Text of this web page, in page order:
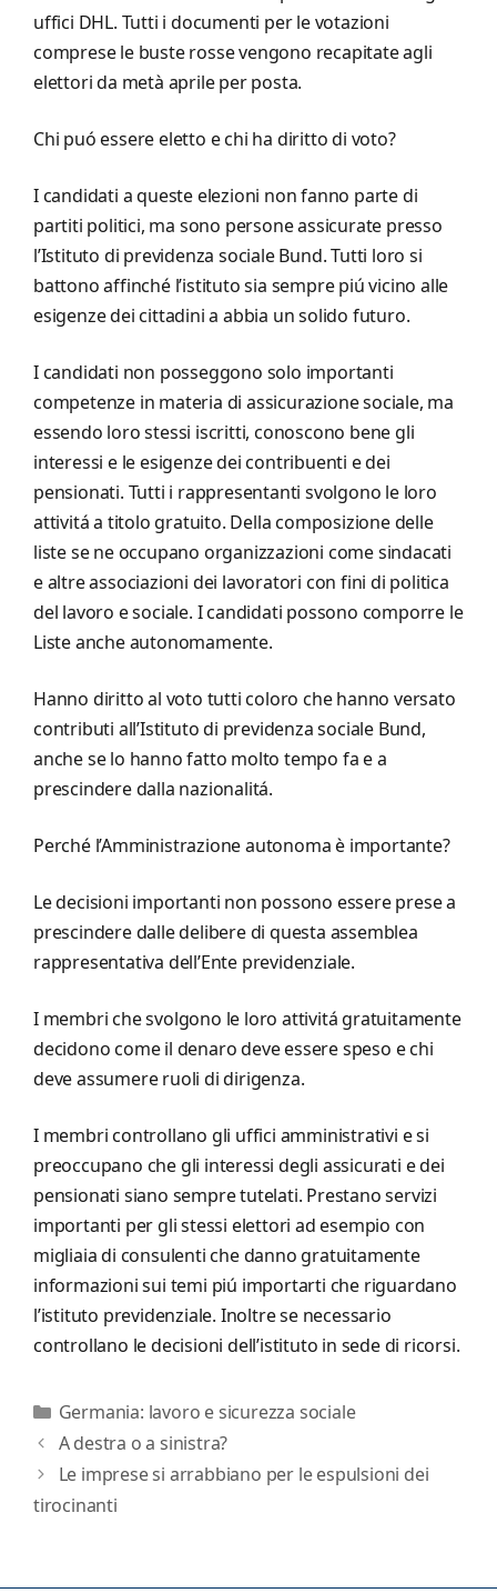
uffici DHL. Tutti i documenti per le votazioni
comprese le buste rosse vengono recapitate agli
elettori da metà aprile per posta.
Chi puó essere eletto e chi ha diritto di voto?
I candidati a queste elezioni non fanno parte di
partiti politici, ma sono persone assicurate presso
l’Istituto di previdenza sociale Bund. Tutti loro si
battono affinché l’istituto sia sempre piú vicino alle
esigenze dei cittadini a abbia un solido futuro.
I candidati non posseggono solo importanti
competenze in materia di assicurazione sociale, ma
essendo loro stessi iscritti, conoscono bene gli
interessi e le esigenze dei contribuenti e dei
pensionati. Tutti i rappresentanti svolgono le loro
attivitá a titolo gratuito. Della composizione delle
liste se ne occupano organizzazioni come sindacati
e altre associazioni dei lavoratori con fini di politica
del lavoro e sociale. I candidati possono comporre le
Liste anche autonomamente.
Hanno diritto al voto tutti coloro che hanno versato
contributi all’Istituto di previdenza sociale Bund,
anche se lo hanno fatto molto tempo fa e a
prescindere dalla nazionalitá.
Perché l’Amministrazione autonoma è importante?
Le decisioni importanti non possono essere prese a
prescindere dalle delibere di questa assemblea
rappresentativa dell’Ente previdenziale.
I membri che svolgono le loro attivitá gratuitamente
decidono come il denaro deve essere speso e chi
deve assumere ruoli di dirigenza.
I membri controllano gli uffici amministrativi e si
preoccupano che gli interessi degli assicurati e dei
pensionati siano sempre tutelati. Prestano servizi
importanti per gli stessi elettori ad esempio con
migliaia di consulenti che danno gratuitamente
informazioni sui temi piú importarti che riguardano
l’istituto previdenziale. Inoltre se necessario
controllano le decisioni dell’istituto in sede di ricorsi.
Categorie
Germania: lavoro e sicurezza sociale
A destra o a sinistra?
Le imprese si arrabbiano per le espulsioni dei
tirocinanti